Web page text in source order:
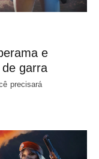
e
garra
precisará